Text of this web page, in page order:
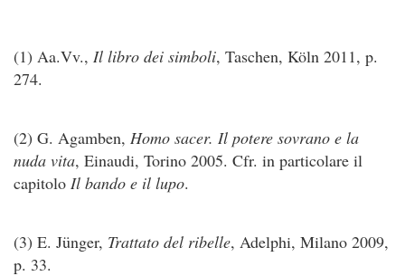
(1) Aa.Vv., Il libro dei simboli, Taschen, Köln 2011, p.
274.
(2) G. Agamben, Homo sacer. Il potere sovrano e la
nuda vita, Einaudi, Torino 2005. Cfr. in particolare il
capitolo Il bando e il lupo.
(3) E. Jünger, Trattato del ribelle, Adelphi, Milano 2009,
p. 33.